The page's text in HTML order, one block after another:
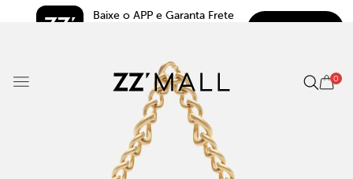
Baixe o APP e Garanta Frete
0